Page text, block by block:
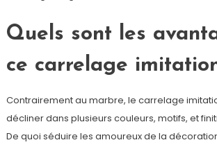
Quels sont les
ce carrelage
Contrairement au marbre, le carrelage
décliner dans plusieurs couleurs, motifs, et
De quoi séduire les amoureux de la